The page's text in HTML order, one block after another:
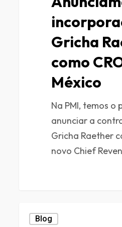
Gricha
como
México
Na PMI, temos o
anunciar a
Gricha Raether
novo Chief
Blog